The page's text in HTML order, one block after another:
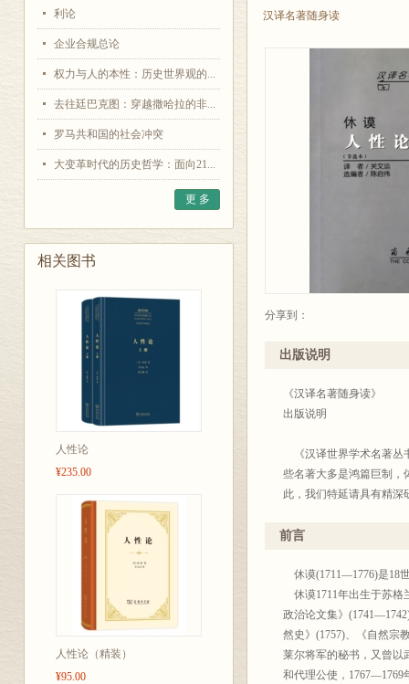
利论
企业合规总论
权力与人的本性：历史世界观的...
去往廷巴克图：穿越撒哈拉的非...
罗马共和国的社会冲突
大变革时代的历史哲学：面向21...
更 多
相关图书
人性论
¥235.00
人性论（精装）
¥95.00
汉译名著随身读
分享到：
出版说明
《汉译名著随身读》
出版说明
《汉译世界学术名著丛
些名著大多是鸿篇巨制，
此，我们特延请具有精深
这些名著原本体例不拘
商务
前言
休谟(1711—1776)是18
休谟1711年出生于苏格
政治论文集》
然史》(1757)、《自然宗
莱尔将军的秘书，又曾以
和代理公使，1767—1769